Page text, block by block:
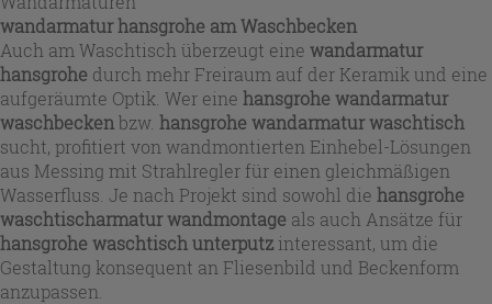
wandarmatur hansgrohe am Waschbecken
Auch am Waschtisch überzeugt eine wandarmatur
hansgrohe durch mehr Freiraum auf der Keramik und eine
aufgeräumte Optik. Wer eine hansgrohe wandarmatur
waschbeckenbzw. hansgrohe wandarmatur waschtisch
sucht, profitiert von wandmontierten Einhebel-Lösungen
aus Messing mit Strahlregler für einen gleichmäßigen
Wasserfluss. Je nach Projekt sind sowohl die hansgrohe
waschtischarmatur wandmontage als auch Ansätze für
hansgrohe waschtisch unterputz interessant, um die
Gestaltung konsequent an Fliesenbild und Beckenform
anzupassen.